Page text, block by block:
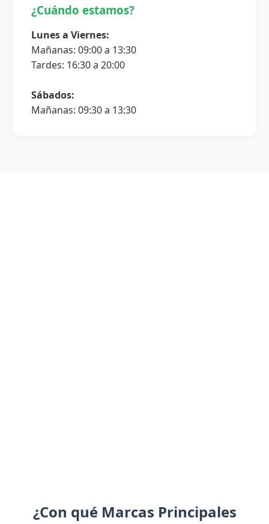
¿Cuándo estamos?
Lunes a Viernes:
Mañanas: 09:00 a 13:30
Tardes: 16:30 a 20:00
Sábados:
Mañanas: 09:30 a 13:30
¿Con qué Marcas Principales